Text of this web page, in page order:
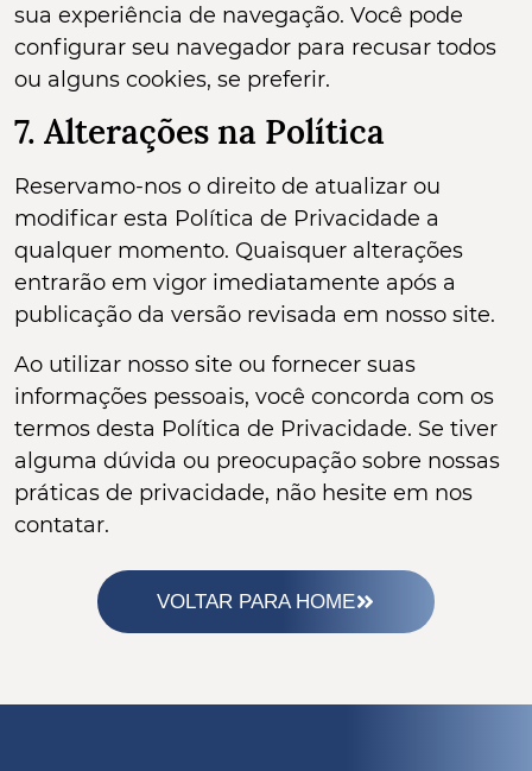
sua experiência de navegação. Você pode
configurar seu navegador para recusar todos
ou alguns cookies, se preferir.
7. Alterações na Política
Reservamo-nos o direito de atualizar ou
modificar esta Política de Privacidade a
qualquer momento. Quaisquer alterações
entrarão em vigor imediatamente após a
publicação da versão revisada em nosso site.
Ao utilizar nosso site ou fornecer suas
informações pessoais, você concorda com os
termos desta Política de Privacidade. Se tiver
alguma dúvida ou preocupação sobre nossas
práticas de privacidade, não hesite em nos
contatar.
VOLTAR PARA HOME